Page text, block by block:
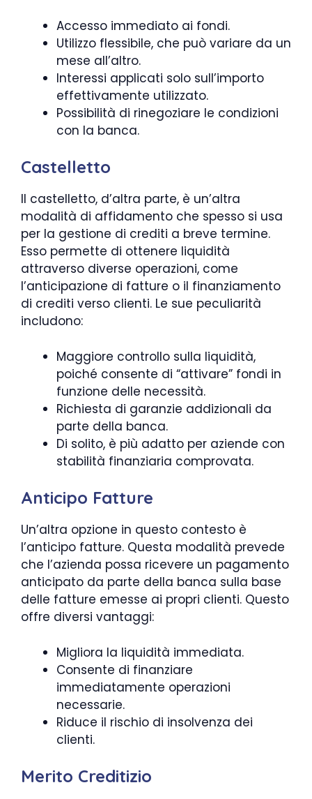
Accesso immediato ai fondi.
Utilizzo flessibile, che può variare da un
mese all’altro.
Interessi applicati solo sull’importo
effettivamente utilizzato.
Possibilità di rinegoziare le condizioni
con la banca.
Castelletto
Il castelletto, d’altra parte, è un’altra
modalità di affidamento che spesso si usa
per la gestione di crediti a breve termine.
Esso permette di ottenere liquidità
attraverso diverse operazioni, come
l’anticipazione di fatture o il finanziamento
di crediti verso clienti. Le sue peculiarità
includono:
Maggiore controllo sulla liquidità,
poiché consente di “attivare” fondi in
funzione delle necessità.
Richiesta di garanzie addizionali da
parte della banca.
Di solito, è più adatto per aziende con
stabilità finanziaria comprovata.
Anticipo Fatture
Un’altra opzione in questo contesto è
l’anticipo fatture. Questa modalità prevede
che l’azienda possa ricevere un pagamento
anticipato da parte della banca sulla base
delle fatture emesse ai propri clienti. Questo
offre diversi vantaggi:
Migliora la liquidità immediata.
Consente di finanziare
immediatamente operazioni
necessarie.
Riduce il rischio di insolvenza dei
clienti.
Merito Creditizio